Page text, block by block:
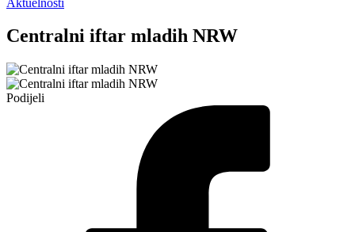
Centralni iftar mladih NRW
Podijeli